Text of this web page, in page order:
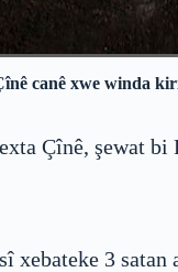
canê xwe winda
Çînê, şewat
xebateke 3